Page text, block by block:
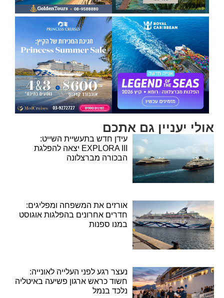
אולי יעניין גם אתכם
עידן חדש בתעשיית השייט:
EXPLORA III יצאה להפלגת
הבכורה מברצלונה
אורזים את המשפחה ומפליגים:
חדרים אחרונים בהפלגות אוגוסט
במנו ספנות
נעצר רגע לפני העלייה לאונייה:
חשוד כראש ארגון פשיעה באיטליה
נלכד בנמל